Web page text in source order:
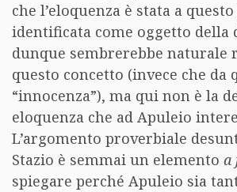
che l’eloquenza è stata a
identificata come oggetto della
dunque sembrerebbe naturale
questo concetto (invece che da
“innocenza”), ma qui non è la
eloquenza che ad Apuleio
L’argomento proverbiale
Stazio è semmai un elemento a
spiegare perché Apuleio sia